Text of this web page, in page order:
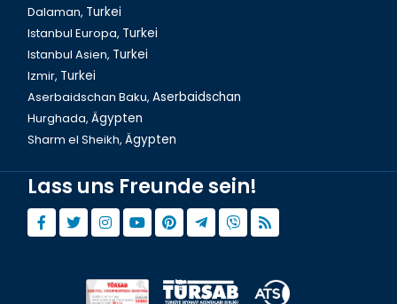
Dalaman, Turkei
Istanbul Europa, Turkei
Istanbul Asien, Turkei
Izmir, Turkei
Aserbaidschan Baku, Aserbaidschan
Hurghada, Ägypten
Sharm el Sheikh, Ägypten
Lass uns Freunde sein!